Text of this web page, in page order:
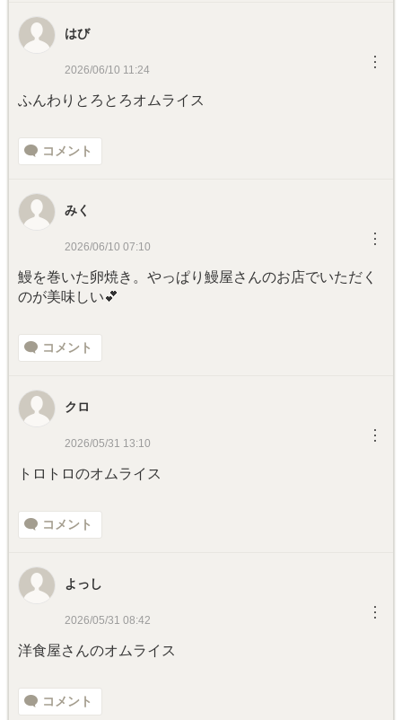
はび
2026/06/10 11:24 ︙
ふんわりとろとろオムライス
コメント
みく
2026/06/10 07:10 ︙
鰻を巻いた卵焼き。やっぱり鰻屋さんのお店でいただく
のが美味しい💕
コメント
クロ
2026/05/31 13:10 ︙
トロトロのオムライス
コメント
よっし
2026/05/31 08:42 ︙
洋食屋さんのオムライス
コメント